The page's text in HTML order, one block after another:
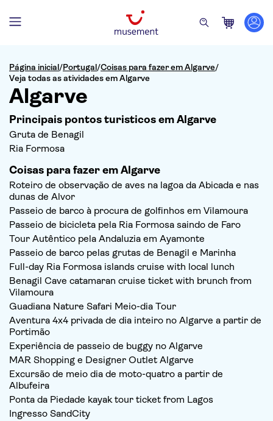
Página inicial/Portugal/Coisas para fazer em Algarve/
Veja todas as atividades em Algarve
Algarve
Principais pontos turisticos em Algarve
Gruta de Benagil
Ria Formosa
Coisas para fazer em Algarve
Roteiro de observação de aves na lagoa da Abicada e nas
dunas de Alvor
Passeio de barco à procura de golfinhos em Vilamoura
Passeio de bicicleta pela Ria Formosa saindo de Faro
Tour Autêntico pela Andaluzia em Ayamonte
Passeio de barco pelas grutas de Benagil e Marinha
Full-day Ria Formosa islands cruise with local lunch
Benagil Cave catamaran cruise ticket with brunch from
Vilamoura
Guadiana Nature Safari Meio-dia Tour
Aventura 4x4 privada de dia inteiro no Algarve a partir de
Portimão
Experiência de passeio de buggy no Algarve
MAR Shopping e Designer Outlet Algarve
Excursão de meio dia de moto-quatro a partir de
Albufeira
Ponta da Piedade kayak tour ticket from Lagos
Ingresso SandCity